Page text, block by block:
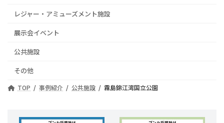
レジャー・アミューズメント施設
展示会イベント
公共施設
その他
TOP 事例紹介 公共施設 霧島錦江湾国立公園